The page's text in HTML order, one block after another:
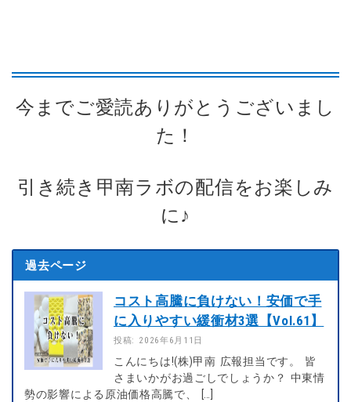
今までご愛読ありがとうございまし
た！
引き続き甲南ラボの配信をお楽しみ
に♪
過去ページ
コスト高騰に負けない！安価で手
に入りやすい緩衝材3選【Vol.61】
投稿: 2026年6月11日
こんにちは!(株)甲南 広報担当です。 皆
さまいかがお過ごしでしょうか？ 中東情
勢の影響による原油価格高騰で、 […]